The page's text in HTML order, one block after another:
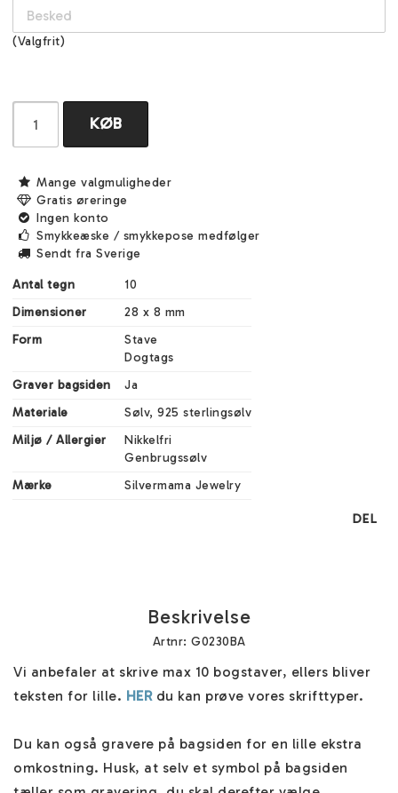
(Valgfrit)
KØB
Mange valgmuligheder
Gratis øreringe
Ingen konto
Smykkeæske / smykkepose medfølger
Sendt fra Sverige
Antal tegn
10
Dimensioner
28 x 8 mm
Form
Stave
Dogtags
Graver bagsiden
Ja
Materiale
Sølv, 925 sterlingsølv
Miljø / Allergier
Nikkelfri
Genbrugssølv
Mærke
Silvermama Jewelry
DEL
Beskrivelse
Artnr: G0230BA
Vi anbefaler at skrive max 10 bogstaver, ellers bliver
teksten for lille. HER du kan prøve vores skrifttyper.
Du kan også gravere på bagsiden for en lille ekstra
omkostning. Husk, at selv et symbol på bagsiden